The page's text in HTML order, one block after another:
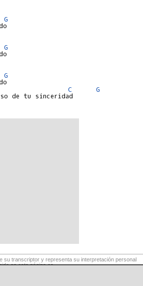
G
G
G
C
G
de tu sinceridad
su transcriptor y representa su interpretación personal
en esta página es